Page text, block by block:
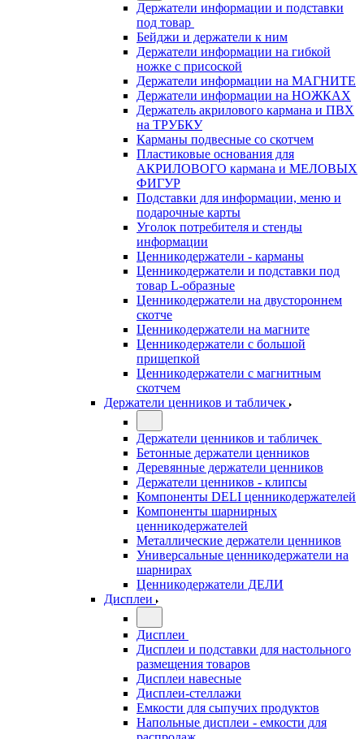
Держатели информации и подставки
под товар
Бейджи и держатели к ним
Держатели информации на гибкой
ножке с присоской
Держатели информации на МАГНИТЕ
Держатели информации на НОЖКАХ
Держатель акрилового кармана и ПВХ
на ТРУБКУ
Карманы подвесные со скотчем
Пластиковые основания для
АКРИЛОВОГО кармана и МЕЛОВЫХ
ФИГУР
Подставки для информации, меню и
подарочные карты
Уголок потребителя и стенды
информации
Ценникодержатели - карманы
Ценникодержатели и подставки под
товар L-образные
Ценникодержатели на двустороннем
скотче
Ценникодержатели на магните
Ценникодержатели с большой
прищепкой
Ценникодержатели с магнитным
скотчем
Держатели ценников и табличек
Держатели ценников и табличек
Бетонные держатели ценников
Деревянные держатели ценников
Держатели ценников - клипсы
Компоненты DELI ценникодержателей
Компоненты шарнирных
ценникодержателей
Металлические держатели ценников
Универсальные ценникодержатели на
шарнирах
Ценникодержатели ДЕЛИ
Дисплеи
Дисплеи
Дисплеи и подставки для настольного
размещения товаров
Дисплеи навесные
Дисплеи-стеллажи
Емкости для сыпучих продуктов
Напольные дисплеи - емкости для